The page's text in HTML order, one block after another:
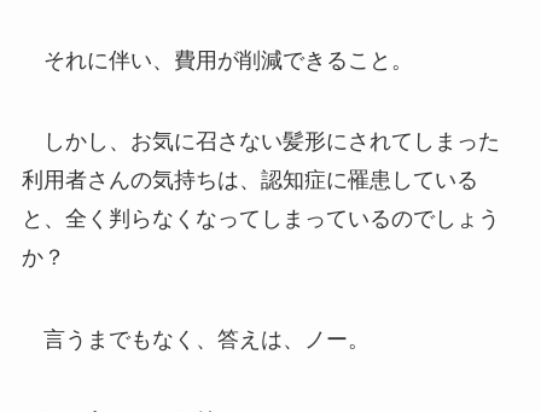
それに伴い、費用が削減できること。
しかし、お気に召さない髪形にされてしまった
利用者さんの気持ちは、認知症に罹患している
と、全く判らなくなってしまっているのでしょう
か？
言うまでもなく、答えは、ノー。